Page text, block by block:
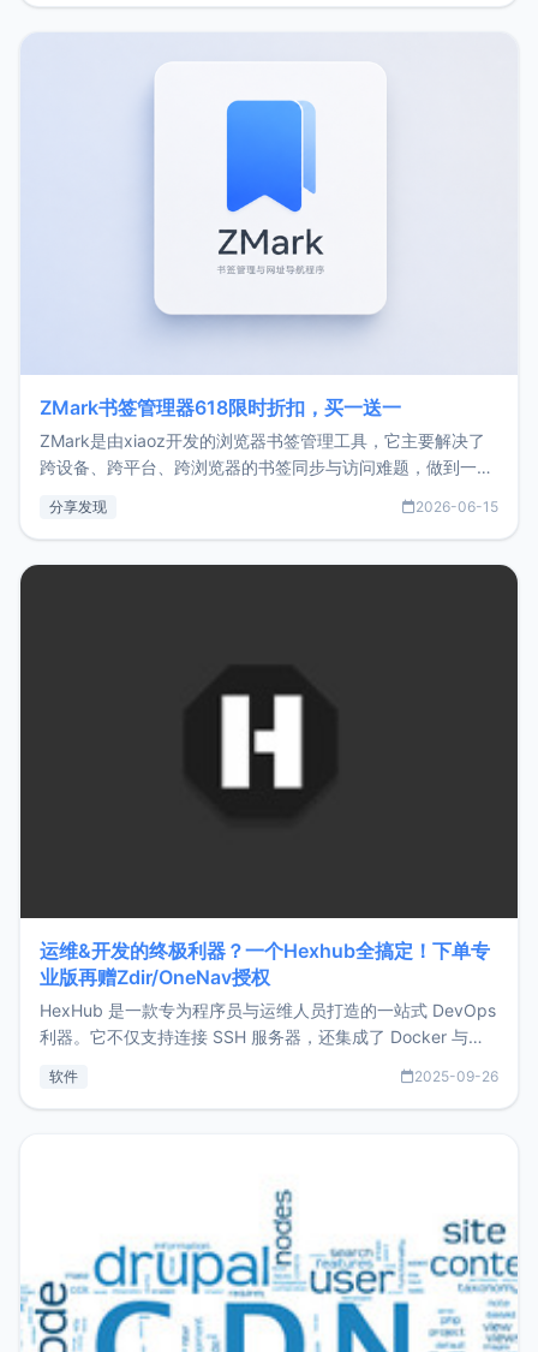
ZMark书签管理器618限时折扣，买一送一
ZMark是由xiaoz开发的浏览器书签管理工具，它主要解决了
跨设备、跨平台、跨浏览器的书签同步与访问难题，做到一处
用，让管理更高效。ZMark官网地址：
分享发现 2026-06-15
运维&开发的终极利器？一个Hexhub全搞定！下单专
业版再赠Zdir/OneNav授权
HexHub 是一款专为程序员与运维人员打造的一站式 DevOps
利器。它不仅支持连接 SSH 服务器，还集成了 Docker 与常
件间频繁切换，仅凭 HexHub 即可同时搞定运维与数据库操
软件 2025-09-26